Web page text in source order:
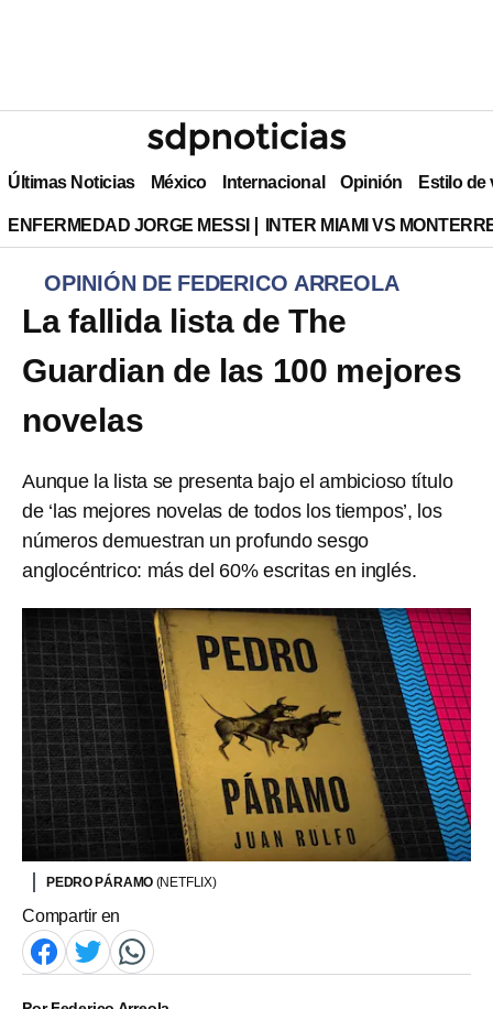
Últimas Noticias México Internacional Opinión Estilo de
ENFERMEDAD JORGE MESSI INTER MIAMI VS
OPINIÓN DE FEDERICO ARREOLA
La fallida lista de The
Guardian de las 100 mejores
novelas
Aunque la lista se presenta bajo el ambicioso título
de ‘las mejores novelas de todos los tiempos’, los
números demuestran un profundo sesgo
anglocéntrico: más del 60% escritas en inglés.
PEDRO PÁRAMO (NETFLIX)
Compartir en